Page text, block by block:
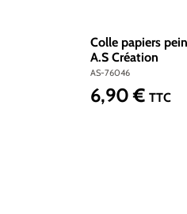
Colle papiers
A.S Création
AS-76046
Prix régulier :
6,90 € TTC